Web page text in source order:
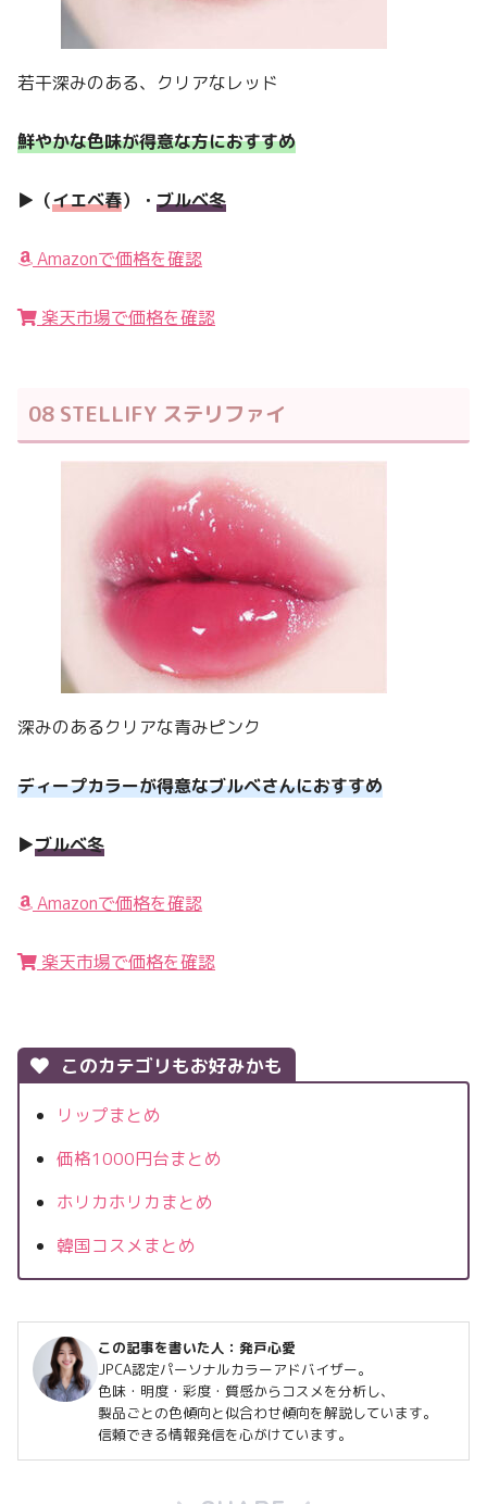
若干深みのある、クリアなレッド
鮮やかな色味が得意な方におすすめ
▶︎（イエベ春）・ ブルベ冬
Amazonで価格を確認
楽天市場で価格を確認
08 STELLIFY ステリファイ
深みのあるクリアな青みピンク
ディープカラーが得意なブルベさんにおすすめ
▶︎ブルベ冬
Amazonで価格を確認
楽天市場で価格を確認
このカテゴリもお好みかも
リップまとめ
価格1000円台まとめ
ホリカホリカまとめ
韓国コスメまとめ
この記事を書いた人： 発戸心愛
JPCA認定パーソナルカラーアドバイザー。
色味・明度・彩度・質感からコスメを分析し、
製品ごとの色傾向と似合わせ傾向を解説しています。
信頼できる情報発信を心がけています。